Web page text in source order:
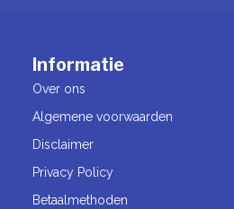
Informatie
Over ons
Algemene voorwaarden
Disclaimer
Privacy Policy
Betaalmethoden